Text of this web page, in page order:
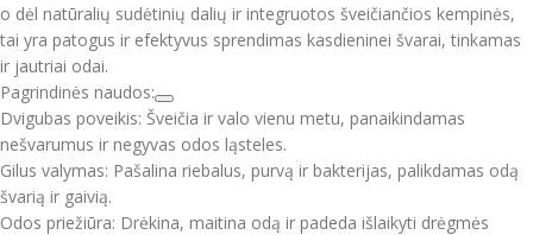
o dėl natūralių sudėtinių dalių ir integruotos šveičiančios kempinės,
tai yra patogus ir efektyvus sprendimas kasdieninei švarai, tinkamas
ir jautriai odai.
Pagrindinės naudos:
Dvigubas poveikis: Šveičia ir valo vienu metu, panaikindamas
nešvarumus ir negyvas odos ląsteles.
Gilus valymas: Pašalina riebalus, purvą ir bakterijas, palikdamas odą
švarią ir gaivią.
Odos priežiūra: Drėkina, maitina odą ir padeda išlaikyti drėgmės